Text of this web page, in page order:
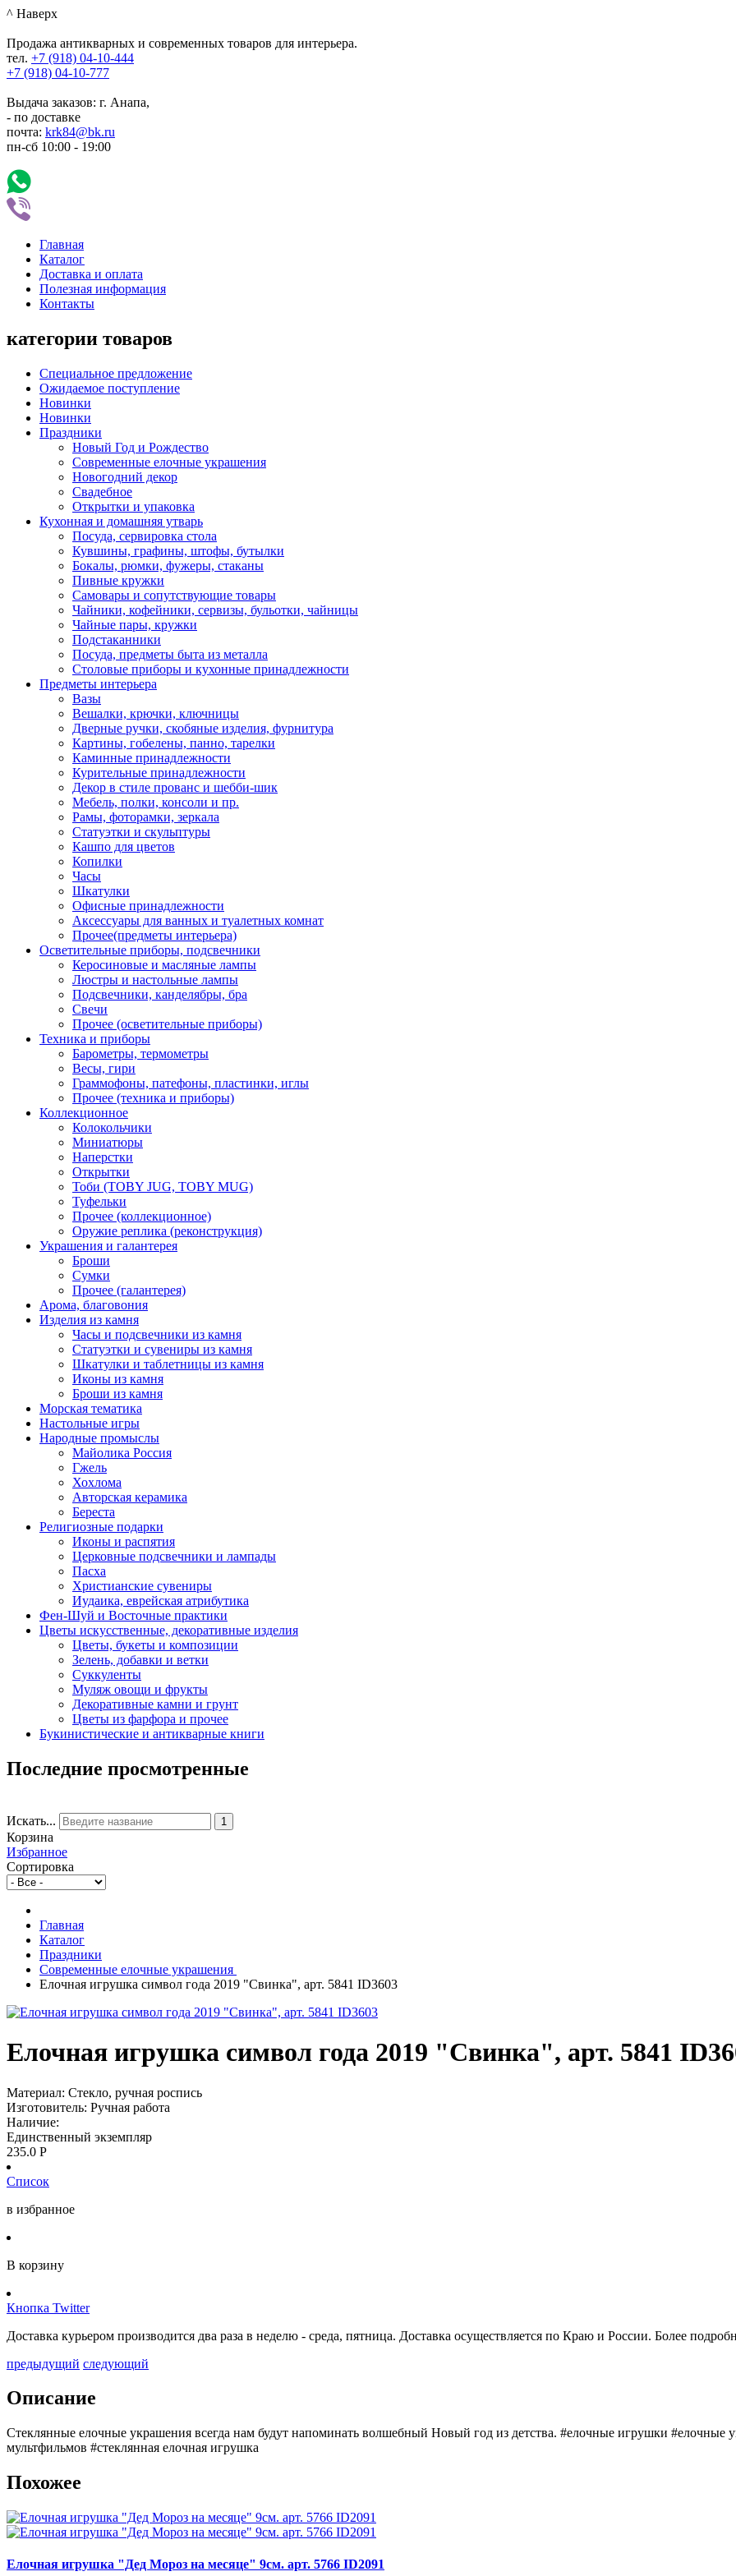
^ Наверх
Продажа антикварных и современных товаров для интерьера.
тел. +7 (918) 04-10-444
+7 (918) 04-10-777
Выдача заказов: г. Анапа,
- по доставке
почта: krk84@bk.ru
пн-сб 10:00 - 19:00
Главная
Каталог
Доставка и оплата
Полезная информация
Контакты
категории товаров
Специальное предложение
Ожидаемое поступление
Новинки
Новинки
Праздники
Новый Год и Рождество
Современные елочные украшения
Новогодний декор
Свадебное
Открытки и упаковка
Кухонная и домашняя утварь
Посуда, сервировка стола
Кувшины, графины, штофы, бутылки
Бокалы, рюмки, фужеры, стаканы
Пивные кружки
Самовары и сопутствующие товары
Чайники, кофейники, сервизы, бульотки, чайницы
Чайные пары, кружки
Подстаканники
Посуда, предметы быта из металла
Столовые приборы и кухонные принадлежности
Предметы интерьера
Вазы
Вешалки, крючки, ключницы
Дверные ручки, скобяные изделия, фурнитура
Картины, гобелены, панно, тарелки
Каминные принадлежности
Курительные принадлежности
Декор в стиле прованс и шебби-шик
Мебель, полки, консоли и пр.
Рамы, фоторамки, зеркала
Статуэтки и скульптуры
Кашпо для цветов
Копилки
Часы
Шкатулки
Офисные принадлежности
Аксессуары для ванных и туалетных комнат
Прочее(предметы интерьера)
Осветительные приборы, подсвечники
Керосиновые и масляные лампы
Люстры и настольные лампы
Подсвечники, канделябры, бра
Свечи
Прочее (осветительные приборы)
Техника и приборы
Барометры, термометры
Весы, гири
Граммофоны, патефоны, пластинки, иглы
Прочее (техника и приборы)
Коллекционное
Колокольчики
Миниатюры
Наперстки
Открытки
Тоби (TOBY JUG, TOBY MUG)
Туфельки
Прочее (коллекционное)
Оружие реплика (реконструкция)
Украшения и галантерея
Броши
Сумки
Прочее (галантерея)
Арома, благовония
Изделия из камня
Часы и подсвечники из камня
Статуэтки и сувениры из камня
Шкатулки и таблетницы из камня
Иконы из камня
Броши из камня
Морская тематика
Настольные игры
Народные промыслы
Майолика Россия
Гжель
Хохлома
Авторская керамика
Береста
Религиозные подарки
Иконы и распятия
Церковные подсвечники и лампады
Пасха
Христианские сувениры
Иудаика, еврейская атрибутика
Фен-Шуй и Восточные практики
Цветы искусственные, декоративные изделия
Цветы, букеты и композиции
Зелень, добавки и ветки
Суккуленты
Муляж овощи и фрукты
Декоративные камни и грунт
Цветы из фарфора и прочее
Букинистические и антикварные книги
Последние просмотренные
Искать... 1
Корзина
Избранное
Сортировка
Главная
Каталог
Праздники
Современные елочные украшения
Елочная игрушка символ года 2019 "Свинка", арт. 5841 ID3603
Елочная игрушка символ года 2019 "Свинка", арт. 5841
Материал: Стекло, ручная роспись
Изготовитель: Ручная работа
Наличие:
Единственный экземпляр
235.0 Р
Список
в избранное
В корзину
Кнопка Twitter
Доставка курьером производится два раза в неделю - среда, пятница. Доставка осуществляется по Краю и России. Более
предыдущий следующий
Описание
Стеклянные елочные украшения всегда нам будут напоминать волшебный Новый год из детства. #елочные игрушки #елочные
мультфильмов #стеклянная елочная игрушка
Похожее
Елочная игрушка "Дед Мороз на месяце" 9см. арт. 5766 ID2091